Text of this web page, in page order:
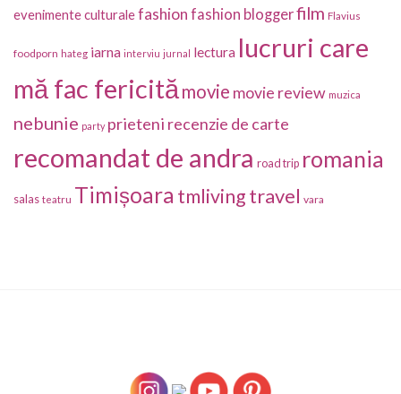
evenimente culturalefashion fashion bloggerfilm Flavius
foodporn hateg iarna interviu jurnal lectura lucruri care
mă fac fericită movie movie review muzica
nebunie party prieteni recenzie de carte
recomandat de andra road trip romania
salas teatru Timișoara tmlivingtravel vara